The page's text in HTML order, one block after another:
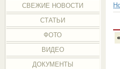
СВЕЖИЕ НОВОСТИ
СТАТЬИ
ФОТО
ВИДЕО
ДОКУМЕНТЫ